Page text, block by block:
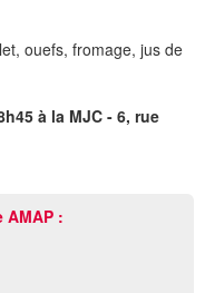
ouefs, fromage, jus de
à la MJC - 6, rue
AMAP :